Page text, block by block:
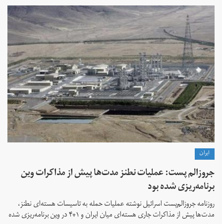
ايران
جروزالم‌ پست: عملیات نطنز مدت‌ها پیش از مذاکرات وین
برنامه‌ریزی شده بود
روزنامه جروزالم‌پست اسرائیل نوشته عملیات حمله به تاسیسات هسته‌ای نطنز،
مدت‌ها پیش از مذاکرات جاری هسته‌ای میان ایران و ۱+۴ در وین برنامه‌ریزی شده